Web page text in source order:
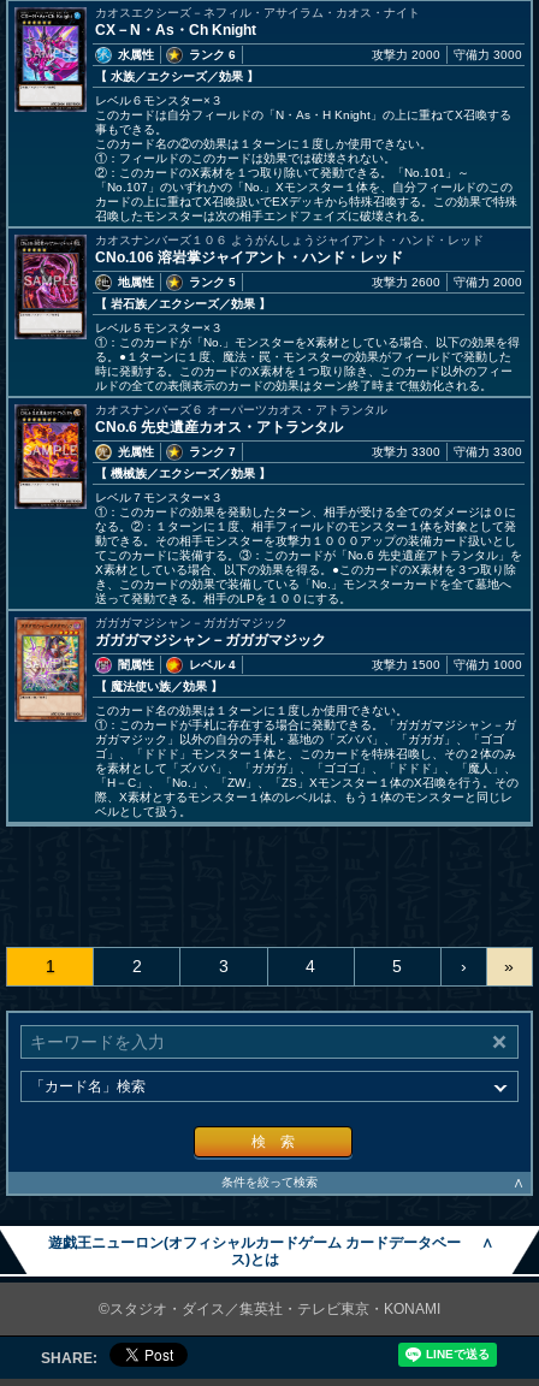
カオスエクシーズ－ネフィル・アサイラム・カオス・ナイト
CX－N・As・Ch Knight
水属性
ランク 6
【 水族／エクシーズ／効果 】
攻撃力 2000 守備力 3000
レベル６モンスター×３
このカードは自分フィールドの「N・As・H Knight」の上に重ねてX召喚する
事もできる。
このカード名の②の効果は１ターンに１度しか使用できない。
①：フィールドのこのカードは効果では破壊されない。
②：このカードのX素材を１つ取り除いて発動できる。「No.101」～
「No.107」のいずれかの「No.」Xモンスター１体を、自分フィールドのこの
カードの上に重ねてX召喚扱いでEXデッキから特殊召喚する。この効果で特殊
召喚したモンスターは次の相手エンドフェイズに破壊される。
カオスナンバーズ１０６ ようがんしょうジャイアント・ハンド・レッド
CNo.106 溶岩掌ジャイアント・ハンド・レッド
地属性
ランク 5
【 岩石族／エクシーズ／効果 】
攻撃力 2600 守備力 2000
レベル５モンスター×３
①：このカードが「No.」モンスターをX素材としている場合、以下の効果を得
る。●１ターンに１度、魔法・罠・モンスターの効果がフィールドで発動した
時に発動する。このカードのX素材を１つ取り除き、このカード以外のフィー
ルドの全ての表側表示のカードの効果はターン終了時まで無効化される。
カオスナンバーズ６ オーパーツカオス・アトランタル
CNo.6 先史遺産カオス・アトランタル
光属性
ランク 7
【 機械族／エクシーズ／効果 】
攻撃力 3300 守備力 3300
レベル７モンスター×３
①：このカードの効果を発動したターン、相手が受ける全てのダメージは０に
なる。②：１ターンに１度、相手フィールドのモンスター１体を対象として発
動できる。その相手モンスターを攻撃力１０００アップの装備カード扱いとし
てこのカードに装備する。③：このカードが「No.6 先史遺産アトランタル」を
X素材としている場合、以下の効果を得る。●このカードのX素材を３つ取り除
き、このカードの効果で装備している「No.」モンスターカードを全て墓地へ
送って発動できる。相手のLPを１００にする。
ガガガマジシャン－ガガガマジック
ガガガマジシャン－ガガガマジック
闇属性
レベル 4
【 魔法使い族／効果 】
攻撃力 1500 守備力 1000
このカード名の効果は１ターンに１度しか使用できない。
①：このカードが手札に存在する場合に発動できる。「ガガガマジシャン－ガ
ガガマジック」以外の自分の手札・墓地の「ズババ」、「ガガガ」、「ゴゴ
ゴ」、「ドドド」モンスター１体と、このカードを特殊召喚し、その２体のみ
を素材として「ズババ」、「ガガガ」、「ゴゴゴ」、「ドドド」、「魔人」、
「H－C」、「No.」、「ZW」、「ZS」Xモンスター１体のX召喚を行う。その
際、X素材とするモンスター１体のレベルは、もう１体のモンスターと同じレ
ベルとして扱う。
1 2 3 4 5 › »
検 索
条件を絞って検索 ∧
遊戯王ニューロン(オフィシャルカードゲーム カードデータベー
ス)とは
∧
©スタジオ・ダイス／集英社・テレビ東京・KONAMI
SHARE: